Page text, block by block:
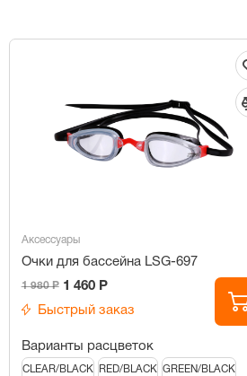
Аксессуары
Очки для бассейна LSG-697
1 980 Р 1 460 Р
Быстрый заказ
Варианты расцветок
CLEAR/BLACK RED/BLACK GREEN/BLACK